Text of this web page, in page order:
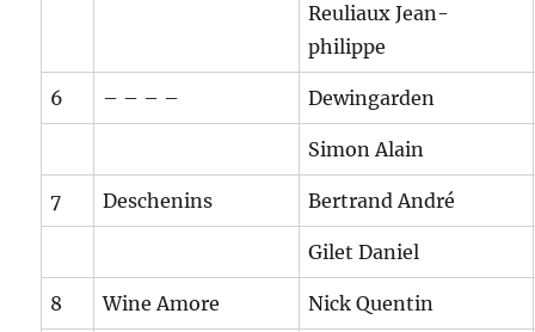
Reuliaux Jean-
philippe
6 – – – – Dewingarden
Simon Alain
7 Deschenins Bertrand André
Gilet Daniel
8 Wine Amore Nick Quentin